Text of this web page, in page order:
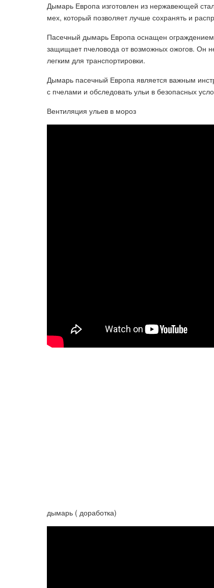
Дымарь Европа изготовлен из нержавеющей
мех, который позволяет лучше сохранять и
Пасечный дымарь Европа оснащен
защищает пчеловода от возможных ожогов. Он
легким для транспортировки.
Дымарь пасечный Европа является важным
с пчелами и обследовать ульи в безопасных
Вентиляция ульев в мороз
дымарь ( доработка)